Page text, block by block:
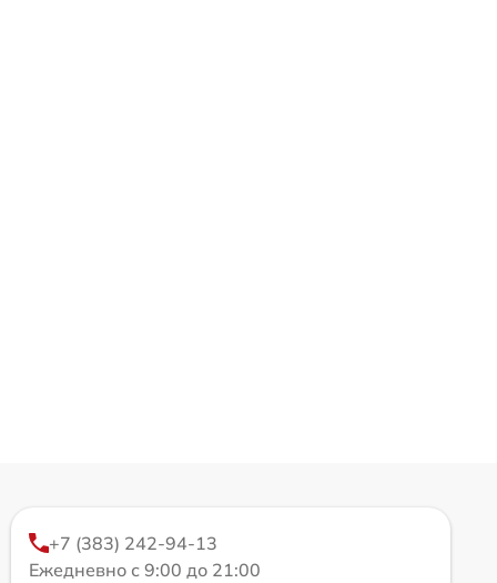
+7 (383) 242-94-13
Ежедневно с 9:00 до 21:00